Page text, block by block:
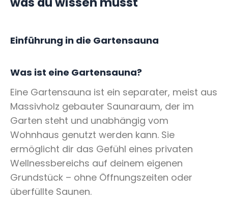
Einführung in die Gartensauna
Was ist eine Gartensauna?
Eine Gartensauna ist ein separater, meist aus
Massivholz gebauter Saunaraum, der im
Garten steht und unabhängig vom
Wohnhaus genutzt werden kann. Sie
ermöglicht dir das Gefühl eines privaten
Wellnessbereichs auf deinem eigenen
Grundstück – ohne Öffnungszeiten oder
überfüllte Saunen.